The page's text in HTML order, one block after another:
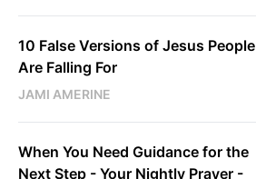
10 False Versions of Jesus People
Are Falling For
JAMI AMERINE
When You Need Guidance for the
Next Step - Your Nightly Prayer -